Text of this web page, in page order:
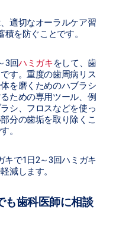
適切なオーラルケア習
を防ぐことです。
3回ハミガキをして、歯
す。重度の歯周病リス
を磨くためのハブラシ
ための専用ツール、例
シ、フロスなどを使っ
分の歯垢を取り除くこ
。
キで1日2～3回ハミガキ
減します。
も歯科医師に相談